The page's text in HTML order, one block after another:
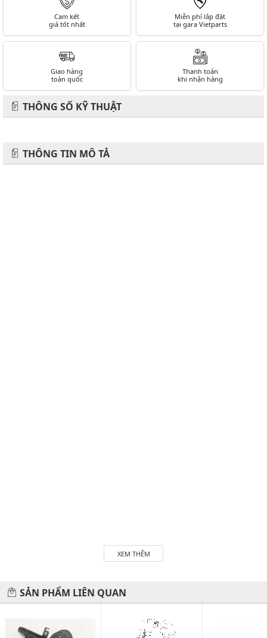
Cam kết
giá tốt nhất
Miễn phí lắp đặt
tại gara Vietparts
Giao hàng
toàn quốc
Thanh toán
khi nhận hàng
THÔNG SỐ KỸ THUẬT
THÔNG TIN MÔ TẢ
XEM THÊM
SẢN PHẨM LIÊN QUAN